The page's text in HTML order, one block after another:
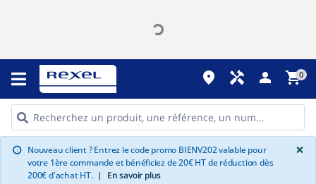
place handyman person shopping_cart0
info Nouveau client ? Entrez le code promo BIENV202 valable pour
votre 1ère commande et bénéficiez de 20€ HT de réduction dès
200€ d'achat HT. | En savoir plus
×